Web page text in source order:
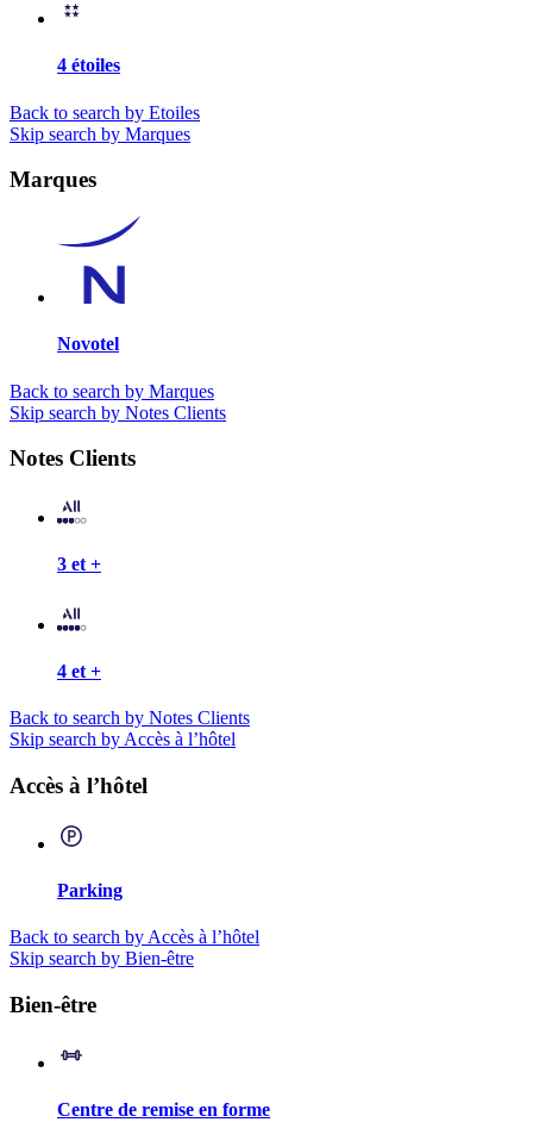
4 étoiles
Back to search by Etoiles
Skip search by Marques
Marques
Novotel
Back to search by Marques
Skip search by Notes Clients
Notes Clients
3 et +
4 et +
Back to search by Notes Clients
Skip search by Accès à l’hôtel
Accès à l’hôtel
Parking
Back to search by Accès à l’hôtel
Skip search by Bien-être
Bien-être
Centre de remise en forme